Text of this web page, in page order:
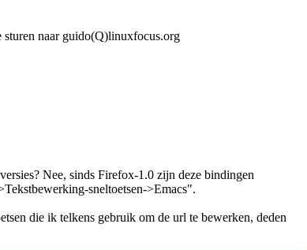
sturen naar guido(Q)linuxfocus.org
Nee, sinds Firefox-1.0 zijn deze bindingen
sneltoetsen->Emacs".
die ik telkens gebruik om de url te bewerken, deden